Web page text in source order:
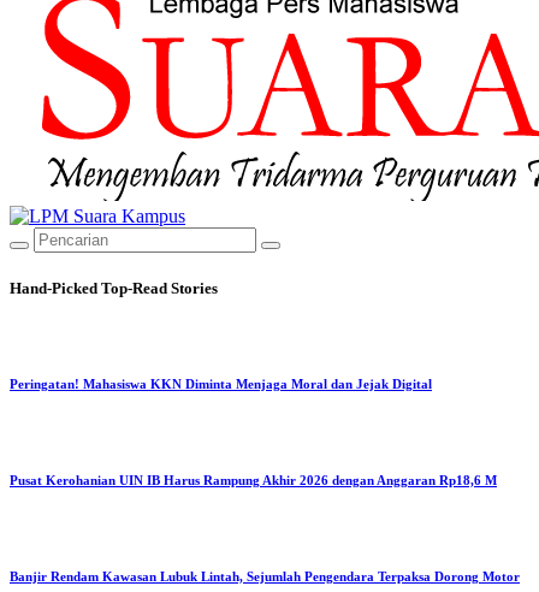
Hand-Picked Top-Read Stories
Peringatan! Mahasiswa KKN Diminta Menjaga Moral dan Jejak Digital
Pusat Kerohanian UIN IB Harus Rampung Akhir 2026 dengan Anggaran Rp18,6 M
Banjir Rendam Kawasan Lubuk Lintah, Sejumlah Pengendara Terpaksa Dorong Motor